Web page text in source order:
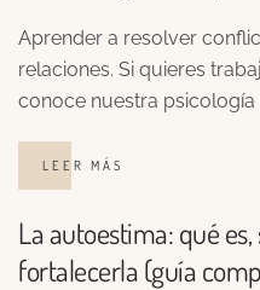
Aprender a resolver
relaciones. Si quieres
conoce nuestra psicología
LEER MÁS
La autoestima: qué
fortalecerla (guía